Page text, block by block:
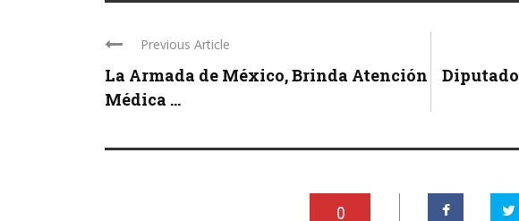
Previous Article
La Armada de México, Brinda Atención
Médica ...
0